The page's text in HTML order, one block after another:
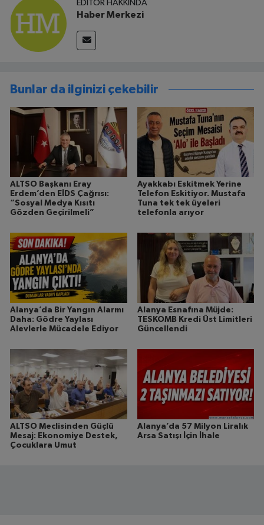
EDITÖR HAKKINDA
Haber Merkezi
Bunlar da ilginizi çekebilir
ALTSO Başkanı Eray
Erdem’den EİDS Çağrısı:
“Sosyal Medya Kısıtı
Gözden Geçirilmeli”
Ayakkabı Eskitmek Yerine
Telefon Eskitiyor. Mustafa
Tuna tek tek üyeleri
telefonla arıyor
Alanya’da Bir Yangın Alarmı
Daha: Gödre Yaylası
Alevlerle Mücadele Ediyor
Alanya Esnafına Müjde:
TESKOMB Kredi Üst Limitleri
Güncellendi
ALTSO Meclisinden Güçlü
Mesaj: Ekonomiye Destek,
Çocuklara Umut
Alanya’da 57 Milyon Liralık
Arsa Satışı İçin İhale